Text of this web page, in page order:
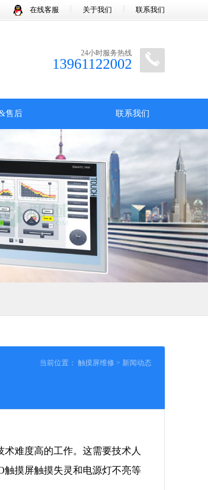
在线客服 关于我们 联系我们
24小时服务热线
13961122002
售后 联系我们
当前位置： 触摸屏维修 > 新闻动态
难度高的工作。这需要技术人
摸屏触摸失灵和电源灯不亮等